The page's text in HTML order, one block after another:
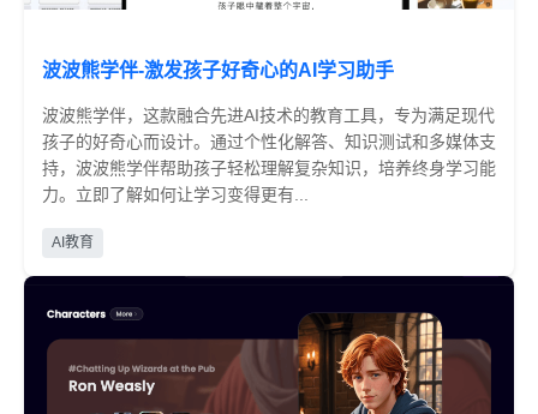
波波熊学伴-激发孩子好奇心的AI学习助手
波波熊学伴，这款融合先进AI技术的教育工具，专为满足现代
孩子的好奇心而设计。通过个性化解答、知识测试和多媒体支
持，波波熊学伴帮助孩子轻松理解复杂知识，培养终身学习能
力。立即了解如何让学习变得更有...
AI教育